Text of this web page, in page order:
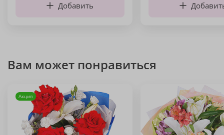
Добавить
Вам может понравиться
Акция